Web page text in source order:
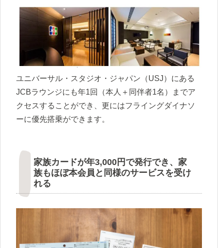
ユニバーサル・スタジオ・ジャパン（USJ）にある
JCBラウンジにも年1回（本人＋同伴者1名）までア
クセスすることができ、更にはフライングダイナソ
ーに優先搭乗ができます。
家族カードが年3,000円で発行でき、家
族もほぼ本会員と同様のサービスを受け
れる